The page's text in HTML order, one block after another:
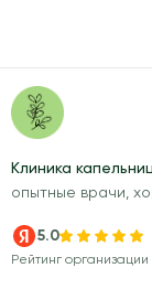
Клиника
опытные врачи,
5.0
Рейтинг организации